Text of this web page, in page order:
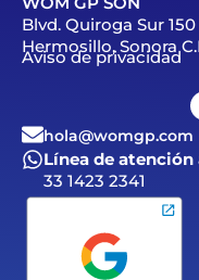
Blvd. Quiroga Sur
Hermosillo, Sonora
Aviso de privacidad
hola@womgp.com
Línea de
33 1423 2341